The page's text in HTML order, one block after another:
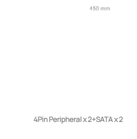
4Pin Peripheral x 2+SATA x 2